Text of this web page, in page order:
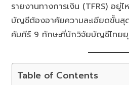
รายงานทางการเงิน (TFRS) อยู่ไ
บัญชีต้องอาศัยความละเอียดขั้นสุ
คัมภีร์ 9 ทักษะที่นักวิจัยบัญชีไทย
Table of Contents